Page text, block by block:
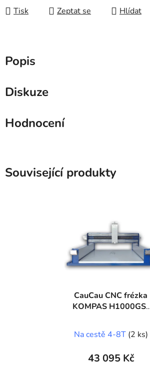
Tisk Zeptat se Hlídat
Popis
Diskuze
Hodnocení
Související produkty
CauCau CNC frézka
KOMPAS H1000GS-
Na cestě 4-8T (2 ks)
43 095 Kč